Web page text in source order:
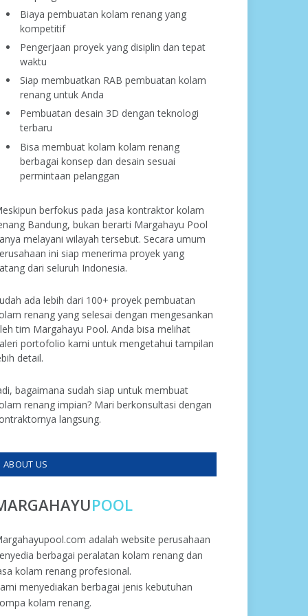
Biaya pembuatan kolam renang yang
kompetitif
Pengerjaan proyek yang disiplin dan tepat
waktu
Siap membuatkan RAB pembuatan kolam
renang untuk Anda
Pembuatan desain 3D dengan teknologi
terbaru
Bisa membuat kolam kolam renang
berbagai konsep dan desain sesuai
permintaan pelanggan
berfokus pada jasa kontraktor kolam
Bandung, bukan berarti Margahayu Pool
melayani wilayah tersebut. Secara umum
ini siap menerima proyek yang
dari seluruh Indonesia.
ada lebih dari 100+ proyek pembuatan
renang yang selesai dengan mengesankan
tim Margahayu Pool. Anda bisa melihat
portofolio kami untuk mengetahui tampilan
detail.
bagaimana sudah siap untuk membuat
renang impian? Mari berkonsultasi dengan
langsung.
ABOUT US
POOL
adalah website perusahaan
berbagai peralatan kolam renang dan
kolam renang profesional.
menyediakan berbagai jenis kebutuhan
kolam renang.